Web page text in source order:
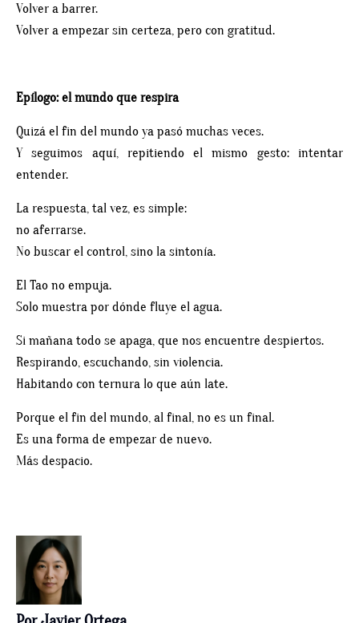
Volver a barrer.
Volver a empezar sin certeza, pero con gratitud.
Epílogo: el mundo que respira
Quizá el fin del mundo ya pasó muchas veces.
Y seguimos aquí, repitiendo el mismo gesto: intentar
entender.
La respuesta, tal vez, es simple:
no aferrarse.
No buscar el control, sino la sintonía.
El Tao no empuja.
Solo muestra por dónde fluye el agua.
Si mañana todo se apaga, que nos encuentre despiertos.
Respirando, escuchando, sin violencia.
Habitando con ternura lo que aún late.
Porque el fin del mundo, al final, no es un final.
Es una forma de empezar de nuevo.
Más despacio.